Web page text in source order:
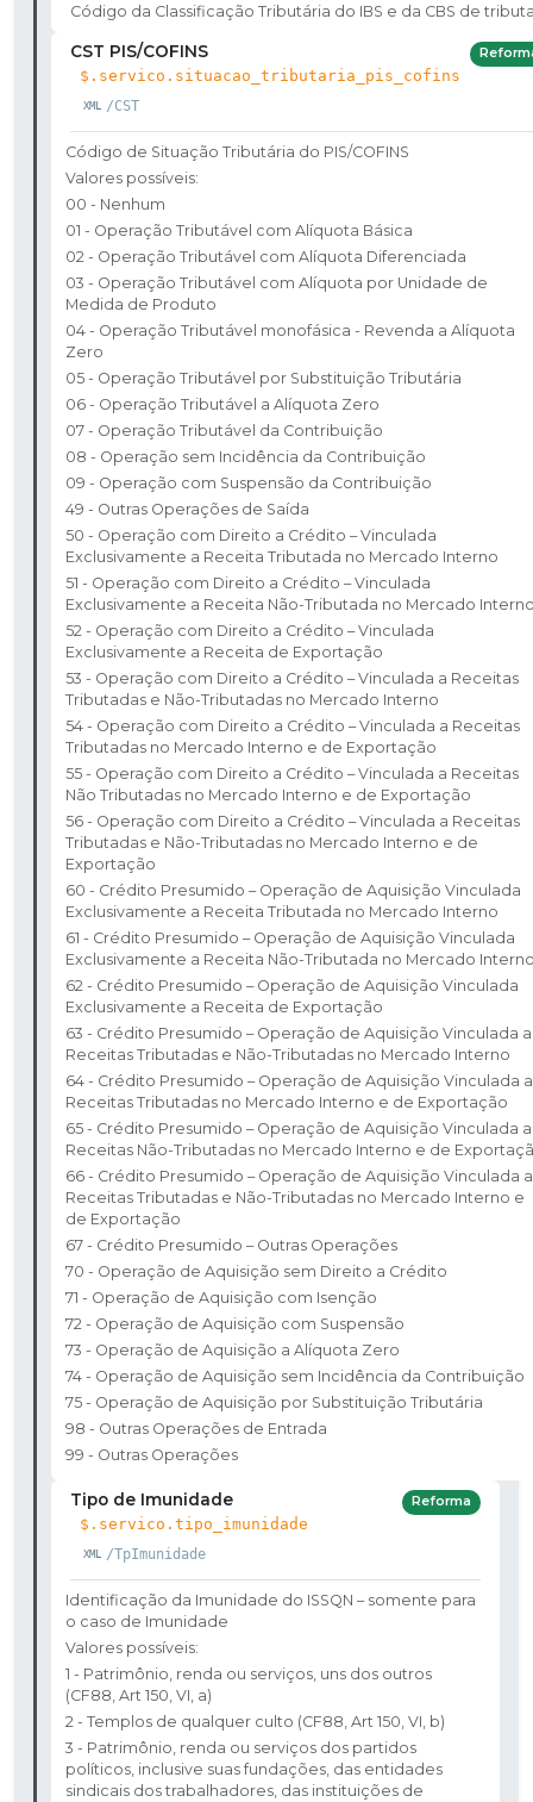
Código da Classificação Tributária do IBS e da CBS de
CST PIS/COFINS
$.servico.situacao_tributaria_pis_cofins
/CST
Código de Situação Tributária do PIS/COFINS
Valores possíveis:
00 - Nenhum
01 - Operação Tributável com Alíquota Básica
02 - Operação Tributável com Alíquota Diferenciada
03 - Operação Tributável com Alíquota por Unidade de
Medida de Produto
04 - Operação Tributável monofásica - Revenda a Alíquota
Zero
05 - Operação Tributável por Substituição Tributária
06 - Operação Tributável a Alíquota Zero
07 - Operação Tributável da Contribuição
08 - Operação sem Incidência da Contribuição
09 - Operação com Suspensão da Contribuição
49 - Outras Operações de Saída
50 - Operação com Direito a Crédito – Vinculada
Exclusivamente a Receita Tributada no Mercado Interno
51 - Operação com Direito a Crédito – Vinculada
Exclusivamente a Receita Não-Tributada no Mercado
52 - Operação com Direito a Crédito – Vinculada
Exclusivamente a Receita de Exportação
53 - Operação com Direito a Crédito – Vinculada a Receitas
Tributadas e Não-Tributadas no Mercado Interno
54 - Operação com Direito a Crédito – Vinculada a Receitas
Tributadas no Mercado Interno e de Exportação
55 - Operação com Direito a Crédito – Vinculada a Receitas
Não Tributadas no Mercado Interno e de Exportação
56 - Operação com Direito a Crédito – Vinculada a Receitas
Tributadas e Não-Tributadas no Mercado Interno e de
Exportação
60 - Crédito Presumido – Operação de Aquisição Vinculada
Exclusivamente a Receita Tributada no Mercado Interno
61 - Crédito Presumido – Operação de Aquisição Vinculada
Exclusivamente a Receita Não-Tributada no Mercado
62 - Crédito Presumido – Operação de Aquisição Vinculada
Exclusivamente a Receita de Exportação
63 - Crédito Presumido – Operação de Aquisição Vinculada a
Receitas Tributadas e Não-Tributadas no Mercado Interno
64 - Crédito Presumido – Operação de Aquisição Vinculada a
Receitas Tributadas no Mercado Interno e de Exportação
65 - Crédito Presumido – Operação de Aquisição Vinculada a
Receitas Não-Tributadas no Mercado Interno e de
66 - Crédito Presumido – Operação de Aquisição Vinculada a
Receitas Tributadas e Não-Tributadas no Mercado Interno e
de Exportação
67 - Crédito Presumido – Outras Operações
70 - Operação de Aquisição sem Direito a Crédito
71 - Operação de Aquisição com Isenção
72 - Operação de Aquisição com Suspensão
73 - Operação de Aquisição a Alíquota Zero
74 - Operação de Aquisição sem Incidência da Contribuição
75 - Operação de Aquisição por Substituição Tributária
98 - Outras Operações de Entrada
99 - Outras Operações
Tipo de Imunidade
$.servico.tipo_imunidade
/TpImunidade
Reforma
Identificação da Imunidade do ISSQN – somente para
o caso de Imunidade
Valores possíveis:
1 - Patrimônio, renda ou serviços, uns dos outros
(CF88, Art 150, VI, a)
2 - Templos de qualquer culto (CF88, Art 150, VI, b)
3 - Patrimônio, renda ou serviços dos partidos
políticos, inclusive suas fundações, das entidades
sindicais dos trabalhadores, das instituições de